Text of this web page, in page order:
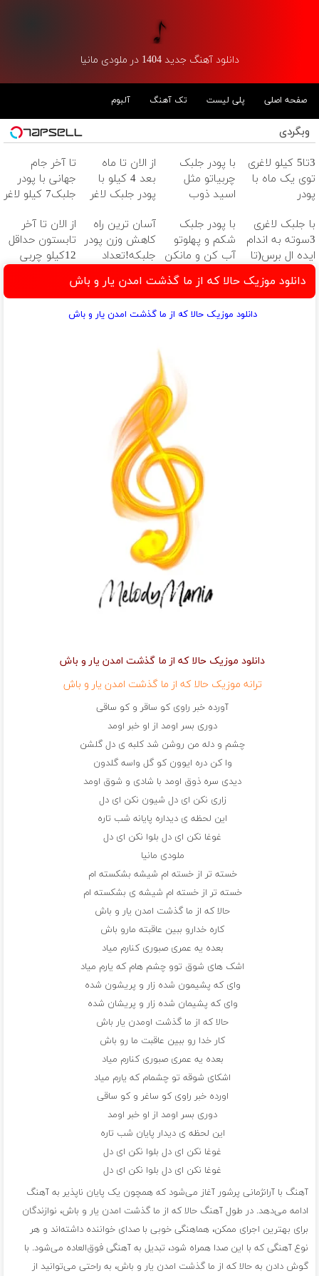
دانلود آهنگ جدید 1404 در ملودی مانیا
صفحه اصلی پلی لیست تک آهنگ آلبوم
وبگردی
3تا5 کیلو لاغری
توی یک ماه با
پودر
محدود)
با پودر جلبک
چربیاتو مثل
اسید ذوب
امشب)
از الان تا ماه
بعد 4 کیلو با
پودر جلبک لاغر
محدود)
تا آخر جام
جهانی با پودر
جلبک7 کیلو لاغر
با جلبک لاغری
3سوته به اندام
ایده ال برس(تا
امشب تخفیف
ویژه)
با پودر جلبک
شکم و پهلوتو
آب کن و مانکن
شو(تخفیف تا
امشب)
آسان ترین راه
کاهش وزن پودر
جلبکه!تعداد
از الان تا آخر
تابستون حداقل
12کیلو چربی
دانلود موزیک حالا که از ما گذشت امدن یار و باش
دانلود موزیک حالا که از ما گذشت امدن یار و باش
دانلود موزیک حالا که از ما گذشت امدن یار و باش
ترانه موزیک حالا که از ما گذشت امدن یار و باش
آورده خبر راوی کو ساقر و کو ساقی
دوری بسر اومد از او خبر اومد
چشم و دله من روشن شد کلبه ی دل گلشن
وا کن دره ایوون کو گل واسه گلدون
دیدی سره ذوق اومد با شادی و شوق اومد
زاری نکن ای دل شیون نکن ای دل
این لحظه ی دیداره پایانه شب تاره
غوغا نکن ای دل بلوا نکن ای دل
ملودی مانیا
خسته تر از خسته ام شیشه بشکسته ام
خسته تر از خسته ام شیشه ی بشکسته ام
حالا که از ما گذشت امدن یار و باش
کاره خدارو ببین عاقبته مارو باش
بعده یه عمری صبوری کنارم میاد
اشک های شوق توو چشم هام که یارم میاد
وای که پشیمون شده زار و پریشون شده
وای که پشیمان شده زار و پریشان شده
حالا که از ما گذشت اومدن یار باش
کار خدا رو ببین عاقبت ما رو باش
بعده یه عمری صبوری کنارم میاد
اشکای شوقه تو چشمام که یارم میاد
اورده خبر راوی کو ساغر و کو ساقی
دوری بسر اومد از او خبر اومد
این لحظه ی دیدار پایان شب تاره
غوغا نکن ای دل بلوا نکن ای دل
غوغا نکن ای دل بلوا نکن ای دل
آهنگ با آرانژمانی پرشور آغاز می‌شود که همچون یک پایان ناپذیر به آهنگ
ادامه می‌دهد. در طول آهنگ حالا که از ما گذشت امدن یار و باش، نوازندگان
برای بهترین اجرای ممکن، هماهنگی خوبی با صدای خواننده داشته‌اند و هر
نوع آهنگی که با این صدا همراه شود، تبدیل به آهنگی فوق‌العاده می‌شود. با
گوش دادن به حالا که از ما گذشت امدن یار و باش، به راحتی می‌توانید از